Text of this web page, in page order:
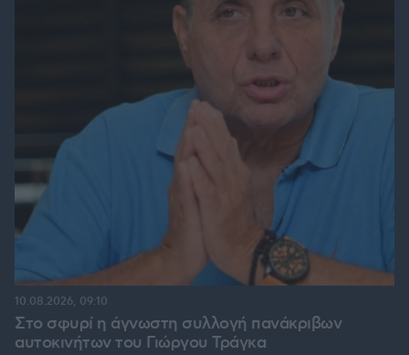
Στο σφυρί η άγνωστη συλλογή πανάκριβων
αυτοκινήτων του Γιώργου Τράγκα
10.08.2026, 09:10